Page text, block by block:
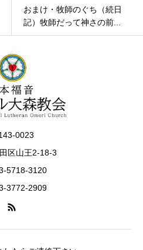
おまけ・牧師のぐち（続日
記）牧師だって神さの前...
0023
区山王2-18-3
5718-3120
3772-2909